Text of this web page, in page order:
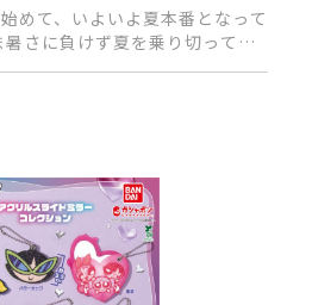
めて、いよいよ夏本番となって
さに負けず夏を乗り切ってい